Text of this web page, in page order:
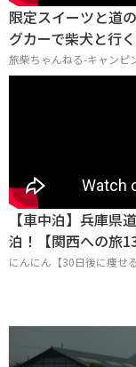
限定スイーツと道
グカーで柴犬と行く
旅柴ちゃんねる-キャン
【車中泊】兵庫県
泊！【関西への旅
にんにん【30日後に痩せ